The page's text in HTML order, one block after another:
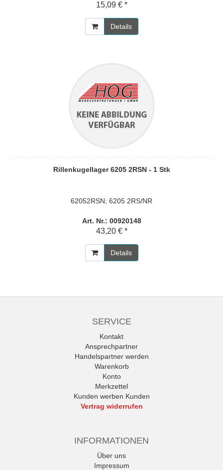
15,09 € *
Details
Rillenkugellager 6205 2RSN - 1 Stk
62052RSN; 6205 2RS/NR
Art. Nr.: 00920148
43,20 € *
Details
SERVICE
Kontakt
Ansprechpartner
Handelspartner werden
Warenkorb
Konto
Merkzettel
Kunden werben Kunden
Vertrag widerrufen
INFORMATIONEN
Über uns
Impressum